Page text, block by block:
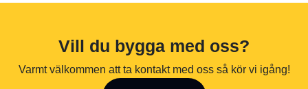
Vill du bygga med oss?
Varmt välkommen att ta kontakt med oss så kör vi igång!